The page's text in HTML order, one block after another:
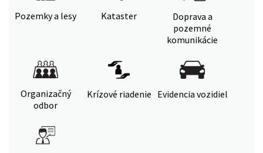
Pozemky a lesy Kataster
Doprava a
pozemné
komunikácie
Organizačný
odbor
Krízové riadenie Evidencia vozidiel